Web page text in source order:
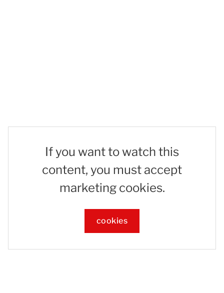
If you want to watch this
content, you must accept
marketing cookies.
cookies